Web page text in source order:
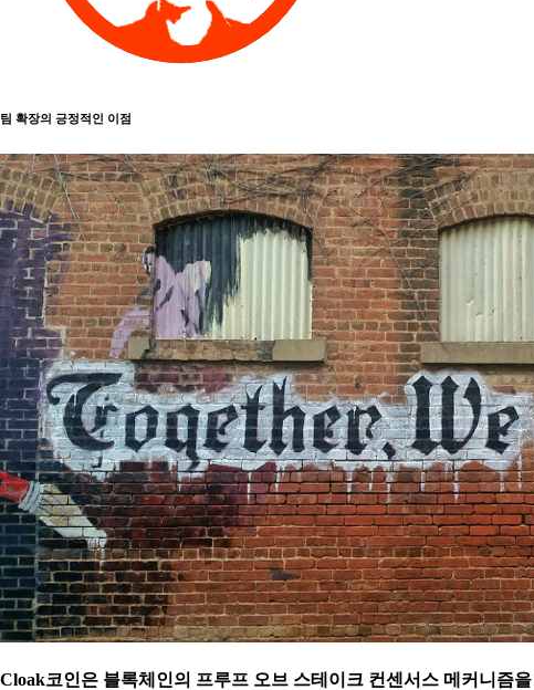
팀 확장의 긍정적인 이점
Cloak코인은 블록체인의 프루프 오브 스테이크 컨센서스 메커니즘